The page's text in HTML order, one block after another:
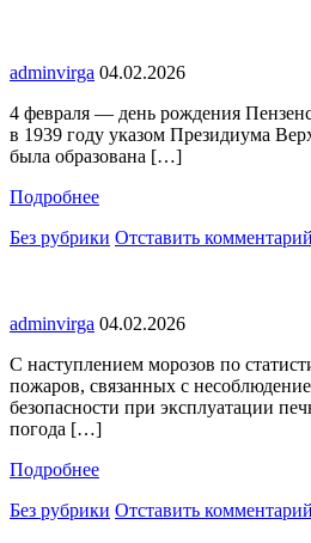
adminvirga 04.02.2026
4 февраля — день рождения
в 1939 году указом Президиума
была образована […]
Подробнее
Без рубрики Отставить комментарий
adminvirga 04.02.2026
С наступлением морозов по
пожаров, связанных с
безопасности при эксплуатации
погода […]
Подробнее
Без рубрики Отставить комментарий